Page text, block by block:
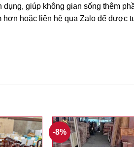
giúp không gian sống thêm
hoặc liên hệ qua Zalo để được
-8%